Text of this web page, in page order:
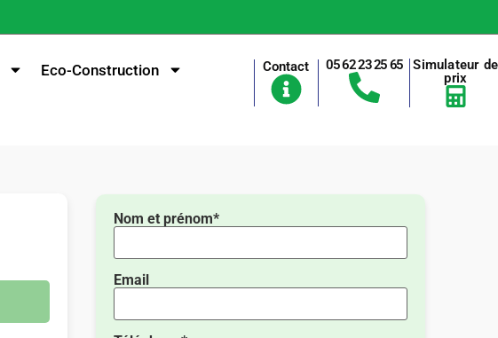
Eco-Construction Contact 05 62 23 25 65
Simulateur de
prix
Nom et prénom*
Email